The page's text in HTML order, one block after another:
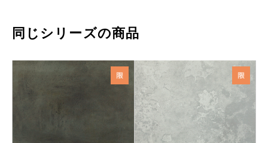
同じシリーズの商品